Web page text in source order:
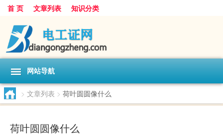
首 页 文章列表 知识分类
网站导航
> 文章列表 > 荷叶圆圆像什么
荷叶圆圆像什么